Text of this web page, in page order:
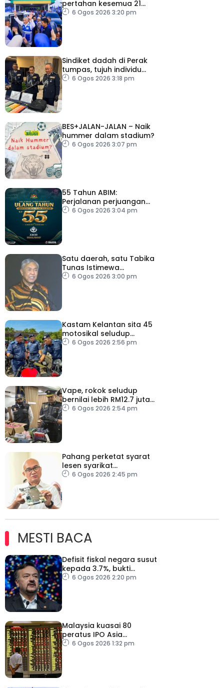
pertahan kesemua 21
kerusi, terbuka sebarang
6 Ogos 2026 3:20 pm
Sindiket dadah di Perak
tumpas, tujuh individu
ditahan
6 Ogos 2026 3:18 pm
BES+JALAN-JALAN – Naik
hummer dalam stadium?
6 Ogos 2026 3:07 pm
55 Tahun ABIM:
Perjalanan perjuangan
berteraskan jati diri
6 Ogos 2026 3:04 pm
Satu daerah, satu Tabika
Tunas Istimewa
menjelang 2027 – TPM
6 Ogos 2026 3:00 pm
Kastam Kelantan sita 45
motosikal seludup
bernilai RM3.6 juta
6 Ogos 2026 2:56 pm
Vape, rokok seludup
bernilai lebih RM12.7 juta
dirampas di Selangor
6 Ogos 2026 2:54 pm
Pahang perketat syarat
lesen syarikat
telekomunikasi, bendung
6 Ogos 2026 2:45 pm
MESTI BACA
Defisit fiskal negara susut
kepada 3.7%, bukti
keyakinan pelabur masih
6 Ogos 2026 2:20 pm
Malaysia kuasai 80
peratus IPO Asia
Tenggara, kumpul AS$1.4
6 Ogos 2026 1:32 pm